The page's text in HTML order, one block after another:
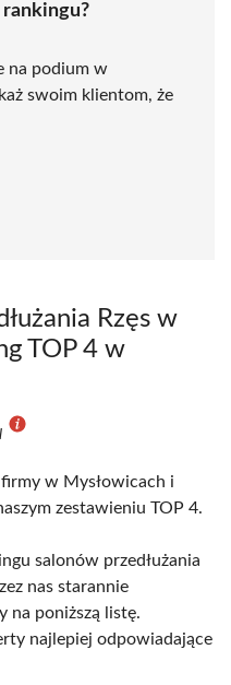
rankingu?
na podium w
swoim klientom, że
Rzęs w
TOP 4 w
w Mysłowicach i
zestawieniu TOP 4.
salonów przedłużania
nas starannie
na poniższą listę.
najlepiej odpowiadające